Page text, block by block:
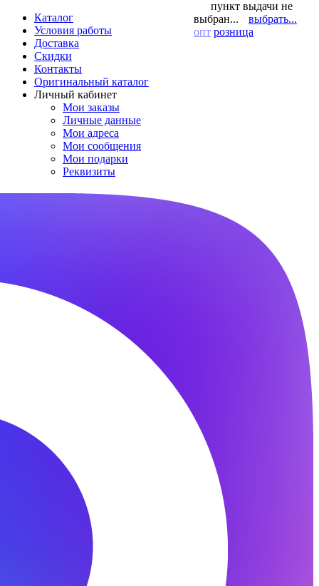
Каталог
Условия работы
Доставка
Скидки
Контакты
Оригинальный каталог
Личный кабинет
Мои заказы
Личные данные
Мои адреса
Мои сообщения
Мои подарки
Реквизиты
пункт выдачи не
выбран...
выбрать...
опт розница